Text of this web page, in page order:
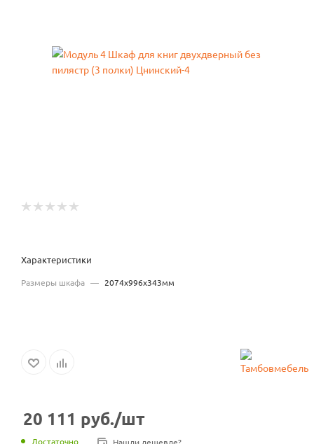
Характеристики
Размеры шкафа — 2074x996x343мм
20 111 руб./шт
Достаточно Нашли дешевле?